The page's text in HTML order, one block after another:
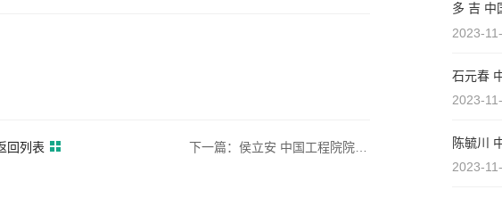
回列表 下一篇：侯立安 中国工程院院士，大气污染防治专家
多
2023-
2023-
2023-